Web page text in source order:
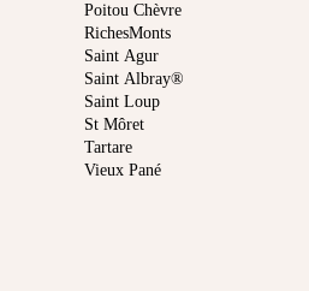
Poitou Chèvre
RichesMonts
Saint Agur
Saint Albray®
Saint Loup
St Môret
Tartare
Vieux Pané